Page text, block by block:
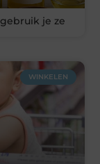
je ze
WINKELEN